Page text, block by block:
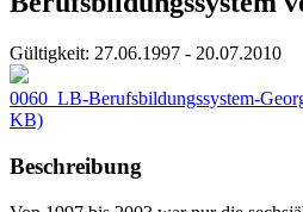
Gültigkeit: 27.06.1997 - 20.07.2010
0060_LB-Berufsbildungssystem-
KB)
Beschreibung